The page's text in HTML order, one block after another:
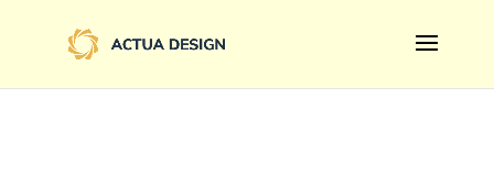
family=Limelight&display=swap');